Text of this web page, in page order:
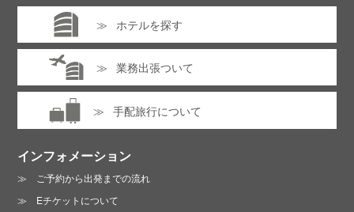
ホテルを探す
業務出張ついて
手配旅行について
インフォメーション
ご予約から出発までの流れ
Eチケットについて